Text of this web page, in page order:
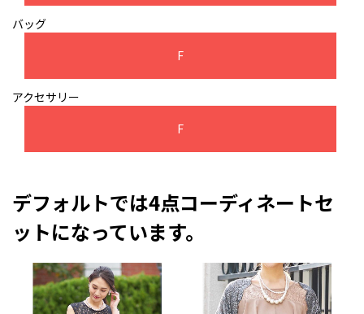
バッグ
F
アクセサリー
F
デフォルトでは4点コーディネートセ
ットになっています。